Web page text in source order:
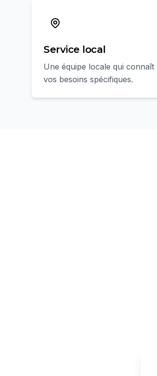
Service local
Une équipe locale qui connaît
vos besoins spécifiques.